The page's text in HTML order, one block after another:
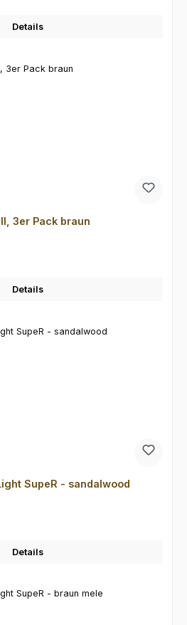
Details
3er Pack braun
Details
SupeR - sandalwood
Details